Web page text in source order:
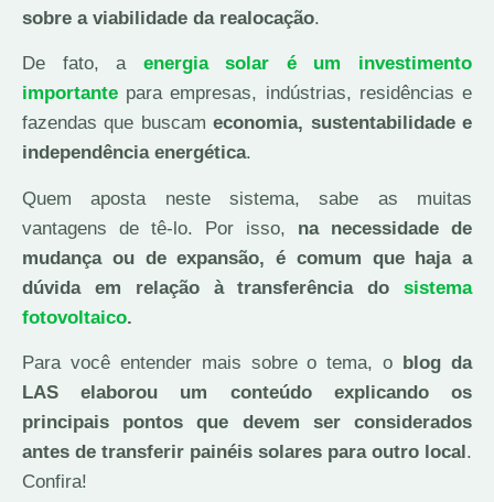
sobre a viabilidade da realocação.
De fato, a energia solar é um investimento
importante para empresas, indústrias, residências e
fazendas que buscameconomia, sustentabilidade e
independência energética.
Quem aposta neste sistema, sabe as muitas
vantagens de tê-lo. Por isso, na necessidade de
mudança ou de expansão, é comum que haja a
dúvida em relação à transferência do sistema
fotovoltaico.
Para você entender mais sobre o tema, o blog da
LAS elaborou um conteúdo explicando os
principais pontos que devem ser considerados
antes de transferir painéis solares para outro local.
Confira!